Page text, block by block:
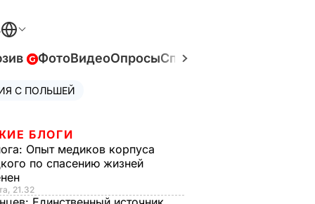
ФотоВидеоОпросыСпецпроекты
С ПОЛЬШЕЙ
БЛОГИ
Опыт медиков корпуса
по спасению жизней
21.32